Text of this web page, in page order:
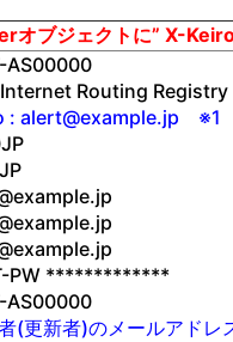
オブジェクトに” X-
AS00000
Routing Registry
: alert@example.jp ※1
PW *************
AS00000
(更新者)のメールアド